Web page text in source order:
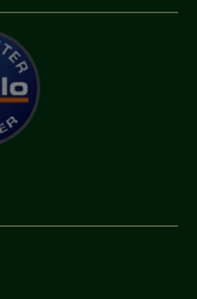
der Nutzung
Hilfe wir
können,
auch die
für Sie
soziale